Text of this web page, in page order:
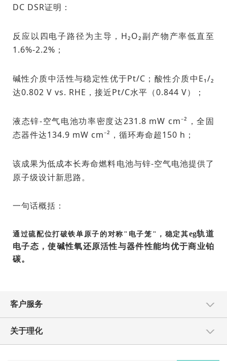
DC DSR证明：
反应以四电子路径为主导，H₂O₂副产物产率低直至
1.6%-2.2%；
碱性介质中活性与稳定性优于Pt/C；酸性介质中E₁/₂
达0.802 V vs. RHE，接近Pt/C水平（0.844 V）；
液态锌-空气电池功率密度达231.8 mW cm⁻²，全固
态器件达134.9 mW cm⁻²，循环寿命超150 h；
该成果为低成本长寿命燃料电池与锌-空气电池提供了
原子级设计新思路。
一句话概括：
通过硫配位打破铁单原子的对称"电子笼"，稳定其eg轨道
电子态，使碱性氧还原活性与器件性能均优于商业铂
碳。
客户服务
关于理化